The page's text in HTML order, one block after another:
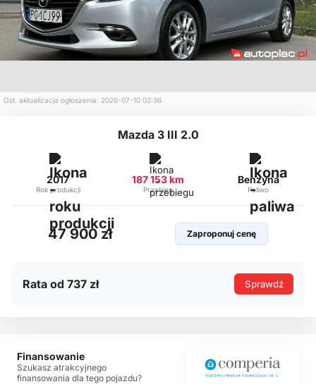
Ost. aktualizacja ogłoszenia: 2026-07-10 02:36
Mazda 3 III 2.0
2017
Rok produkcji
187 153 km
Przebieg
Benzyna
Paliwo
47 900 zł Zaproponuj cenę
Rata od 737 zł Sprawdź
Finansowanie
Szukasz atrakcyjnego
finansowania dla tego pojazdu?